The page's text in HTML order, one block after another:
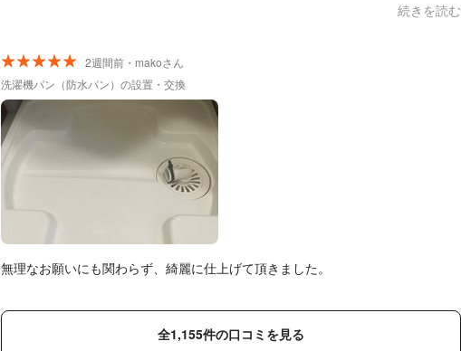
続きを読む
2週間前・makoさん
洗濯機パン（防水パン）の設置・交換
無理なお願いにも関わらず、綺麗に仕上げて頂きました。
全1,155件の口コミを見る